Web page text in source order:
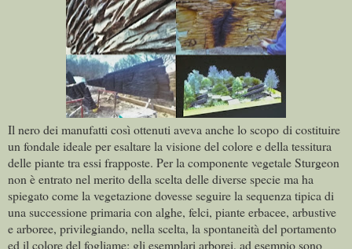
Il nero dei manufatti così ottenuti aveva anche lo scopo di costituire
un fondale ideale per esaltare la visione del colore e della tessitura
delle piante tra essi frapposte. Per la componente vegetale Sturgeon
non è entrato nel merito della scelta delle diverse specie ma ha
spiegato come la vegetazione dovesse seguire la sequenza tipica di
una successione primaria con alghe, felci, piante erbacee, arbustive
e arboree, privilegiando, nella scelta, la spontaneità del portamento
ed il colore del fogliame; gli esemplari arborei, ad esempio sono